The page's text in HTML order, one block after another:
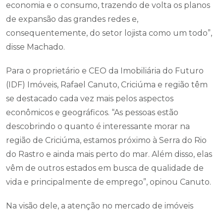
economia e o consumo, trazendo de volta os planos
de expansão das grandes redes e,
consequentemente, do setor lojista como um todo”,
disse Machado.
Para o proprietário e CEO da Imobiliária do Futuro
(IDF) Imóveis, Rafael Canuto, Criciúma e região têm
se destacado cada vez mais pelos aspectos
econômicos e geográficos. “As pessoas estão
descobrindo o quanto é interessante morar na
região de Criciúma, estamos próximo à Serra do Rio
do Rastro e ainda mais perto do mar. Além disso, elas
vêm de outros estados em busca de qualidade de
vida e principalmente de emprego”, opinou Canuto.
Na visão dele, a atenção no mercado de imóveis